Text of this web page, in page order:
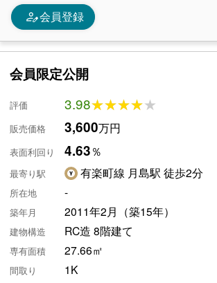
person_edit会員登録
会員限定公開
評価 3.98★★★★★
★★★★★
販売価格 3,600万円
表面利回り 4.63％
最寄り駅 有楽町線 月島駅 徒歩2分
所在地 -
築年月 2011年2月（築15年）
建物構造 RC造 8階建て
専有面積 27.66㎡
間取り 1K